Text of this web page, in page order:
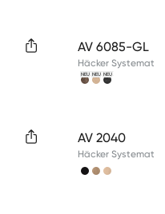
AV 6085-GL
Häcker Systemat
Available colors
NEU NEU NEU
AV 2040
Häcker Systemat
Available colors